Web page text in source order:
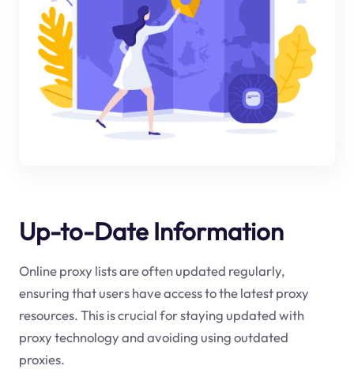
Up-to-Date Information
Online proxy lists are often updated regularly,
ensuring that users have access to the latest proxy
resources. This is crucial for staying updated with
proxy technology and avoiding using outdated
proxies.